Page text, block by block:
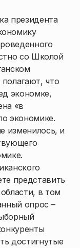
президента
со Школой
что
экономке,
«в
экономике.
изменилось, и
представить
в том
опрос –
достигнутые